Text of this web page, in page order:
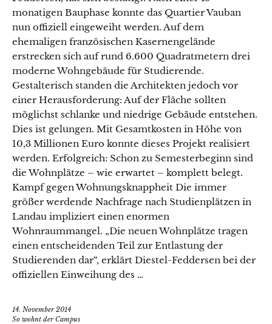
monatigen Bauphase konnte das Quartier Vauban
nun offiziell eingeweiht werden. Auf dem
ehemaligen französischen Kasernengelände
erstrecken sich auf rund 6.600 Quadratmetern drei
moderne Wohngebäude für Studierende.
Gestalterisch standen die Architekten jedoch vor
einer Herausforderung: Auf der Fläche sollten
möglichst schlanke und niedrige Gebäude entstehen.
Dies ist gelungen. Mit Gesamtkosten in Höhe von
10,3 Millionen Euro konnte dieses Projekt realisiert
werden. Erfolgreich: Schon zu Semesterbeginn sind
die Wohnplätze – wie erwartet – komplett belegt.
Kampf gegen Wohnungsknappheit Die immer
größer werdende Nachfrage nach Studienplätzen in
Landau impliziert einen enormen
Wohnraummangel. „Die neuen Wohnplätze tragen
einen entscheidenden Teil zur Entlastung der
Studierenden dar“, erklärt Diestel-Feddersen bei der
offiziellen Einweihung des …
14. November 2014
So wohnt der Campus